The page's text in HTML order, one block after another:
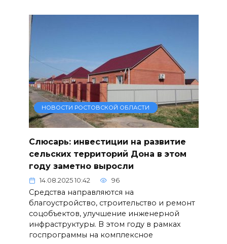
НОВОСТИ РОСТОВСКОЙ ОБЛАСТИ
Слюсарь: инвестиции на развитие
сельских территорий Дона в этом
году заметно выросли
14.08.2025 10:42 96
Средства направляются на
благоустройство, строительство и ремонт
соцобъектов, улучшение инженерной
инфраструктуры. В этом году в рамках
госпрограммы на комплексное